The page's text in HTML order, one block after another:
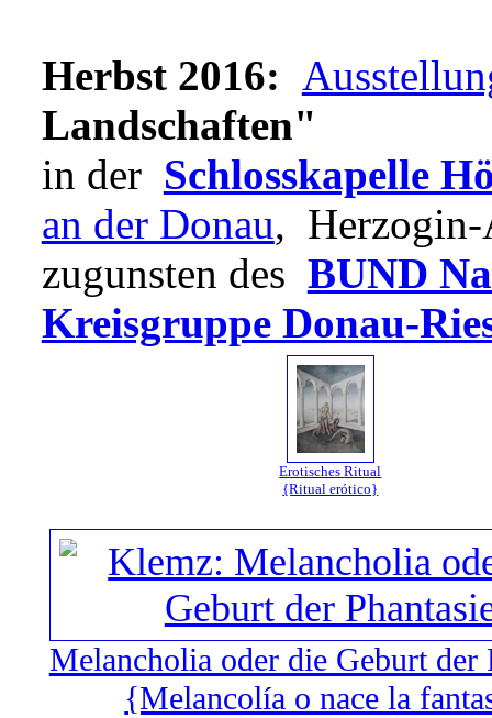
Herbst 2016:
Landschaften"
in der Schlosskapelle
an der Donau, Herzogin-
zugunsten des BUND
Kreisgruppe Donau-
Erotisches Ritual
{Ritual erótico}
Melancholia oder die Geburt der
{Melancolía o nace la